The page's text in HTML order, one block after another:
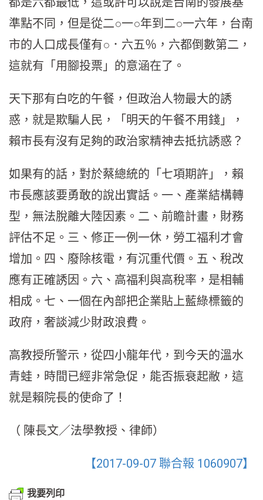
準點不同，但是從二○一○年到二○一六年，台南
市的人口成長僅有○．六五％，六都倒數第二，
這就有「用腳投票」的意涵在了。
天下那有白吃的午餐，但政治人物最大的誘
惑，就是欺騙人民，「明天的午餐不用錢」，
賴市長有沒有足夠的政治家精神去抵抗誘惑？
如果有的話，對於蔡總統的「七項期許」，賴
市長應該要勇敢的說出實話。一、產業結構轉
型，無法脫離大陸因素。二、前瞻計畫，財務
評估不足。三、修正一例一休，勞工福利才會
增加。四、廢除核電，有沉重代價。五、稅改
應有正確誘因。六、高福利與高稅率，是相輔
相成。七、一個在內部把企業貼上藍綠標籤的
政府，奢談減少財政浪費。
高教授所警示，從四小龍年代，到今天的溫水
青蛙，時間已經非常急促，能否振衰起敝，這
就是賴院長的使命了！
（ 陳長文／法學教授、律師）
【2017-09-07 聯合報 1060907】
我要列印